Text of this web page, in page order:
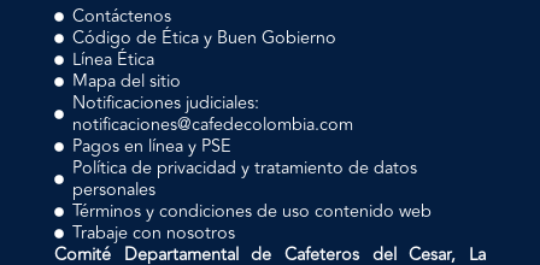
Contáctenos
Código de Ética y Buen Gobierno
Línea Ética
Mapa del sitio
Notificaciones judiciales:
notificaciones@cafedecolombia.com
Pagos en línea y PSE
Política de privacidad y tratamiento de datos
personales
Términos y condiciones de uso contenido web
Trabaje con nosotros
Comité Departamental de Cafeteros del Cesar, La